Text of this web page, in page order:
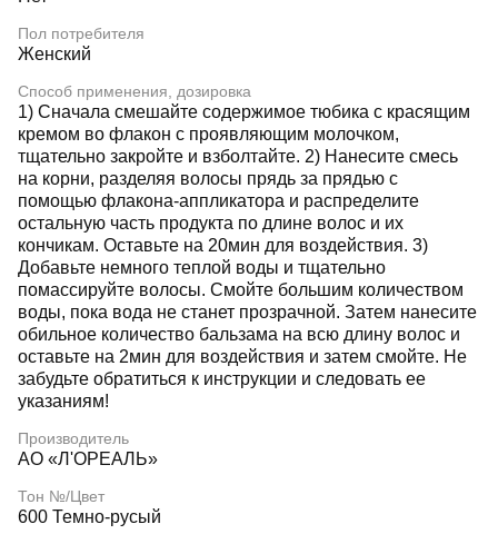
Пол потребителя
Женский
Способ применения, дозировка
1) Сначала смешайте содержимое тюбика с красящим
кремом во флакон с проявляющим молочком,
тщательно закройте и взболтайте. 2) Нанесите смесь
на корни, разделяя волосы прядь за прядью с
помощью флакона-аппликатора и распределите
остальную часть продукта по длине волос и их
кончикам. Оставьте на 20мин для воздействия. 3)
Добавьте немного теплой воды и тщательно
помассируйте волосы. Смойте большим количеством
воды, пока вода не станет прозрачной. Затем нанесите
обильное количество бальзама на всю длину волос и
оставьте на 2мин для воздействия и затем смойте. Не
забудьте обратиться к инструкции и следовать ее
указаниям!
Производитель
АО «Л'ОРЕАЛЬ»
Тон №/Цвет
600 Темно-русый